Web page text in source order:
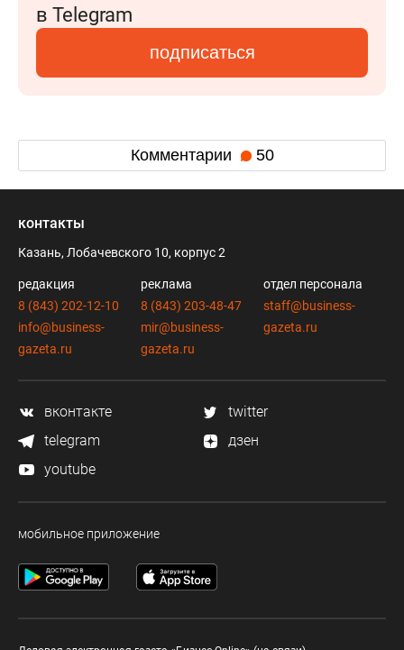
в Telegram
подписаться
Комментарии 50
контакты
Казань, Лобачевского 10, корпус 2
редакция
8 (843) 202-12-10
info@business-
gazeta.ru
реклама
8 (843) 203-48-47
mir@business-
gazeta.ru
отдел персонала
staff@business-
gazeta.ru
вконтакте
twitter
telegram
дзен
youtube
мобильное приложение